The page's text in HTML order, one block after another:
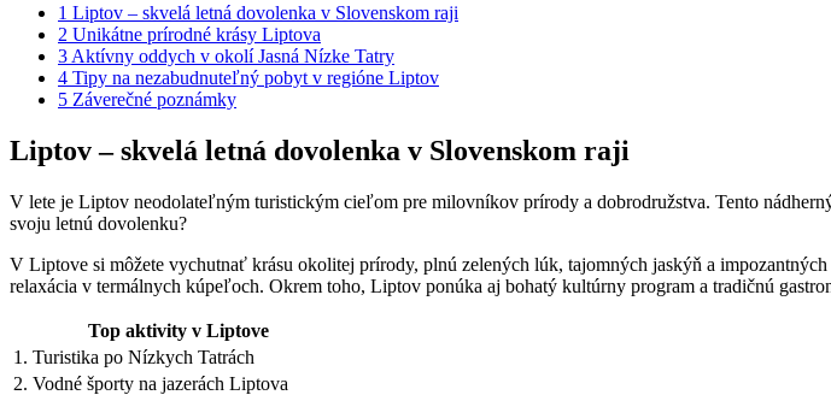
1 Liptov – skvelá letná dovolenka v Slovenskom raji
2 Unikátne prírodné krásy Liptova
3 Aktívny oddych v okolí Jasná Nízke Tatry
4 Tipy na nezabudnuteľný pobyt v regióne Liptov
5 Záverečné poznámky
Liptov – skvelá letná dovolenka v Slovenskom raji
V lete je Liptov neodolateľným turistickým cieľom pre milovníkov prírody a dobrodružstva. Tento
svoju letnú dovolenku?
V Liptove si môžete vychutnať krásu okolitej prírody, plnú zelených lúk, tajomných jaskýň a
relaxácia v termálnych kúpeľoch. Okrem toho, Liptov ponúka aj bohatý kultúrny program a tradičnú
Top aktivity v Liptove
1. Turistika po Nízkych Tatrách
2. Vodné športy na jazerách Liptova